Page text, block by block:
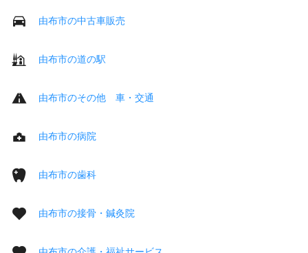
由布市の中古車販売
由布市の道の駅
由布市のその他 車・交通
由布市の病院
由布市の歯科
由布市の接骨・鍼灸院